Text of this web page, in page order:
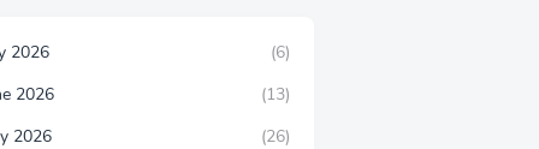
2026
(6)
2026
(13)
2026
(26)